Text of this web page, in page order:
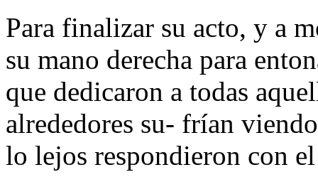
Para finalizar su acto, y a
su mano derecha para
que dedicaron a todas
alrededores su- frían
lo lejos respondieron con